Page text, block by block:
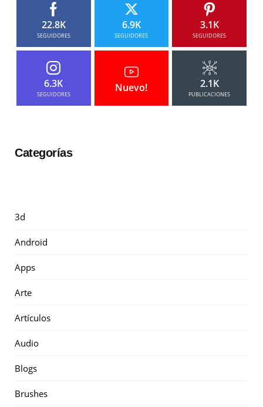
22.8K
SEGUIDORES
6.9K
SEGUIDORES
3.1K
SEGUIDORES
6.3K
SEGUIDORES
Nuevo! 2.1K
PUBLICACIONES
Categorías
3d
Android
Apps
Arte
Artículos
Audio
Blogs
Brushes